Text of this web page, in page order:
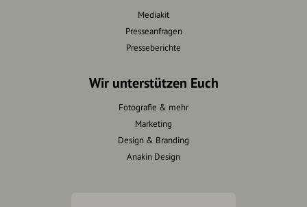
Mediakit
Presseanfragen
Presseberichte
Wir unterstützen Euch
Fotografie & mehr
Marketing
Design & Branding
Anakin Design